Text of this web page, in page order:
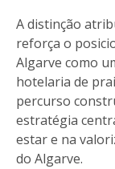
A distinção
reforça o
Algarve como
hotelaria de
percurso
estratégia
estar e na
do Algarve.